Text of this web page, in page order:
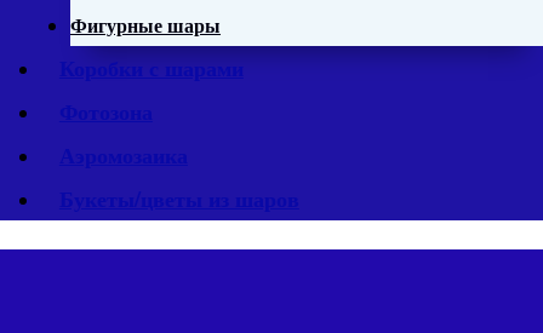
Фигурные шары
Коробки с шарами
Фотозона
Аэромозаика
Букеты/цветы из шаров